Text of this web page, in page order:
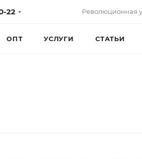
22 Революционная
ОПТ УСЛУГИ СТАТЬИ